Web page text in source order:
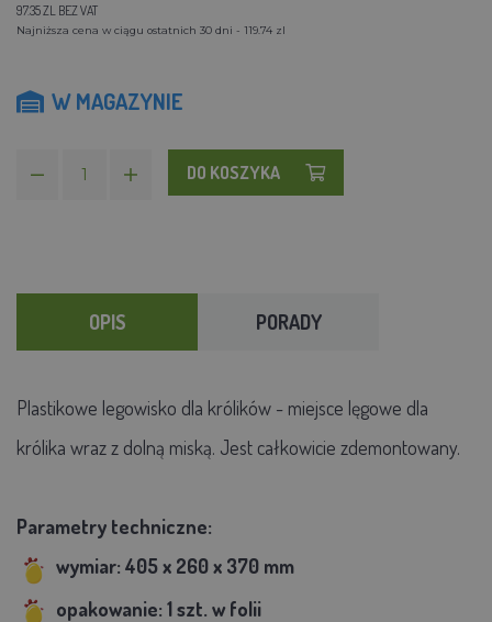
97.35 ZL BEZ VAT
Najniższa cena w ciągu ostatnich 30 dni - 119.74 zl
W MAGAZYNIE
DO KOSZYKA
OPIS PORADY
Plastikowe legowisko dla królików - miejsce lęgowe dla
królika wraz z dolną miską. Jest całkowicie zdemontowany.
Parametry techniczne:
wymiar: 405 x 260 x 370 mm
opakowanie: 1 szt. w folii